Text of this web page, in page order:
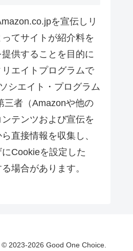
を宣伝しリ
てサイトが紹介料を
供することを目的に
エイトプログラムで
シエイト・プログラム
三者（Amazonや他の
テンツおよび宣伝を
直接情報を収集し、
Cookieを設定した
場合があります。
© 2023-2026 Good One Choice.